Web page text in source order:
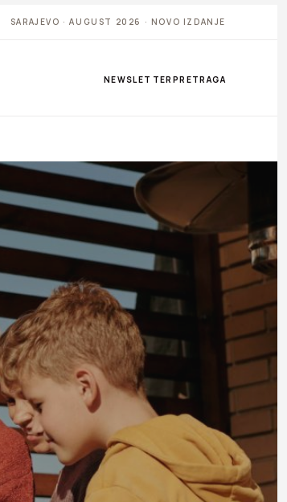
SARAJEVO · AUGUST 2026 · NOVO IZDANJE
NEWSLETTER PRETRAGA